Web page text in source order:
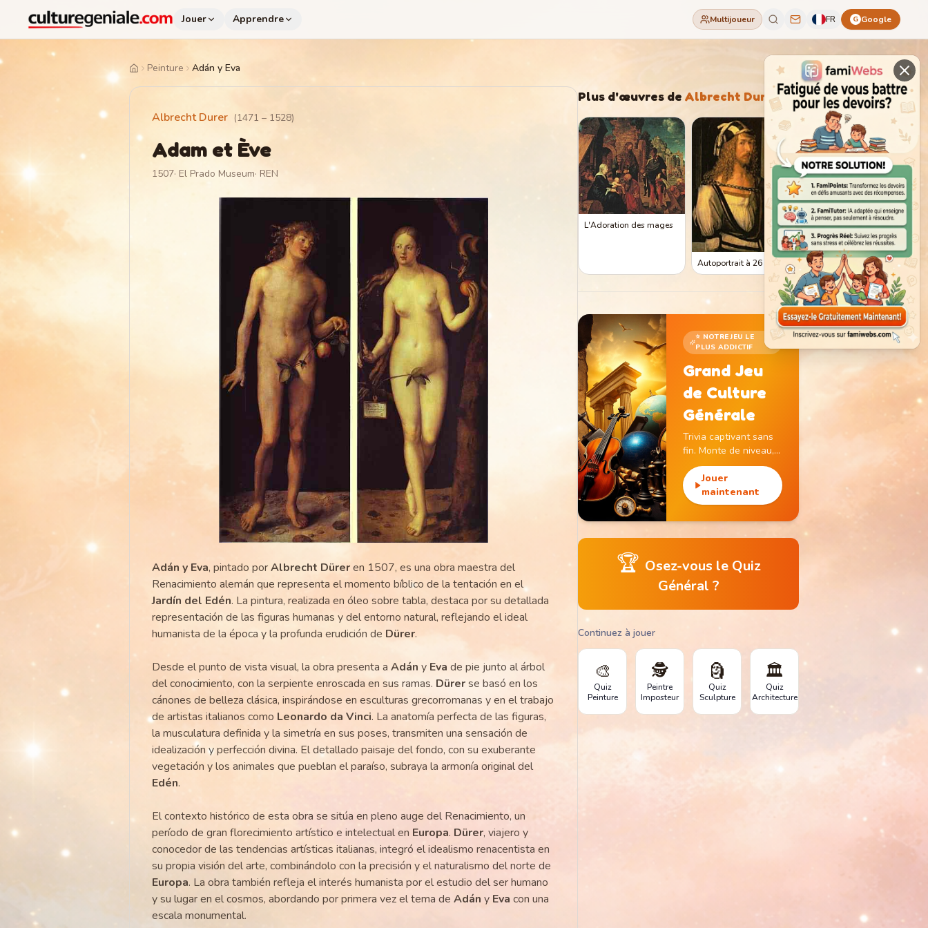
Jouer Apprendre Multijoueur FR G Google
HomePeinture Adán y Eva
Albrecht Durer (1471 – 1528)
Adam et Ève
1507· El Prado Museum· REN
Adán y Eva, pintado porAlbrecht Düreren 1507, es una obra maestra del
Renacimiento alemán que representa el momento bíblico de la tentación en el
Jardín del Edén. La pintura, realizada en óleo sobre tabla, destaca por su detallada
representación de las figuras humanas y del entorno natural, reflejando el ideal
humanista de la época y la profunda erudición de Dürer.
Desde el punto de vista visual, la obra presenta a Adán y Eva de pie junto al árbol
del conocimiento, con la serpiente enroscada en sus ramas. Dürerse basó en los
cánones de belleza clásica, inspirándose en esculturas grecorromanas y en el trabajo
de artistas italianos como Leonardo da Vinci. La anatomía perfecta de las figuras,
la musculatura definida y la simetría en sus poses, transmiten una sensación de
idealización y perfección divina. El detallado paisaje del fondo, con su exuberante
vegetación y los animales que pueblan el paraíso, subraya la armonía original del
Edén.
El contexto histórico de esta obra se sitúa en pleno auge del Renacimiento, un
período de gran florecimiento artístico e intelectual en Europa. Dürer, viajero y
conocedor de las tendencias artísticas italianas, integró el idealismo renacentista en
su propia visión del arte, combinándolo con la precisión y el naturalismo del norte de
Europa. La obra también refleja el interés humanista por el estudio del ser humano
y su lugar en el cosmos, abordando por primera vez el tema de Adán y Eva con una
escala monumental.
Plus d'œuvres de Albrecht Durer
L'Adoration des mages
Autoportrait à 26 ans
⭐ NOTRE JEU LE
PLUS ADDICTIF
Grand Jeu
de Culture
Générale
Trivia captivant sans
fin. Monte de niveau,
gagne des pièces et
débloque des
monuments
emblématiques.
Jouer
maintenant
🏆 Osez-vous le Quiz
Général ?
Continuez à jouer
🎨
Quiz
Peinture
🕵️
Peintre
Imposteur
🗿
Quiz
Sculpture
🏛️
Quiz
Architecture